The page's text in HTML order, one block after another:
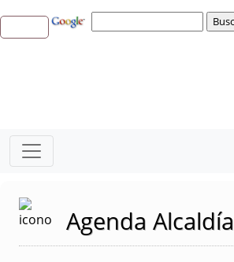
Agenda Alcaldía